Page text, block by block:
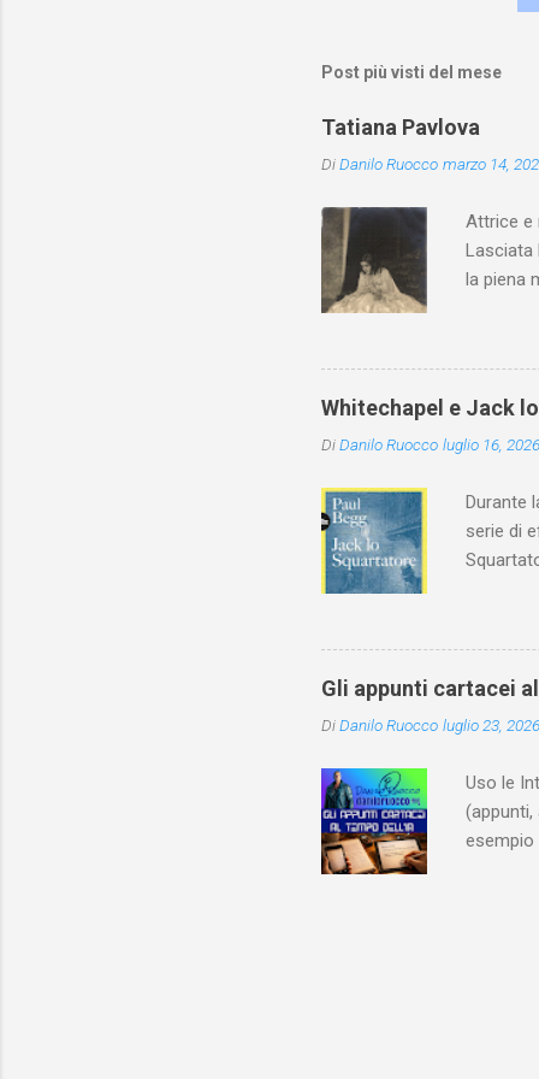
Post più visti del mese
Tatiana Pavlova
DiDanilo Ruocco marzo 14,
Attrice e
Lasciata
la piena
Whitechapel e Jack
DiDanilo Ruocco luglio 16, 2026
Durante
serie di
dedica
classe
Gli appunti cartacei
DiDanilo Ruocco luglio 23, 2026
Uso le
(appunti,
esempio